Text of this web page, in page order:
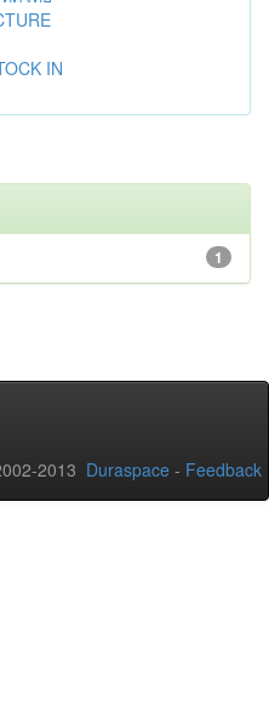
IN
1
2013 Duraspace - Feedback